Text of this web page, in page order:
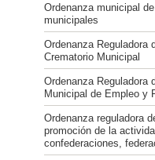
Ordenanza municipal
municipales
Ordenanza Reguladora
Crematorio Municipal
Ordenanza
Municipal de Empleo y
Ordenanza reguladora
promoción de la
confederaciones,